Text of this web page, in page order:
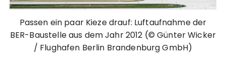
Passen ein paar Kieze drauf: Luftaufnahme der
BER-Baustelle aus dem Jahr 2012 (© Günter Wicker
/ Flughafen Berlin Brandenburg GmbH)